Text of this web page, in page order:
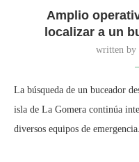
Amplio
localizar a un
written by
La búsqueda de un buceador
isla de La Gomera continúa
diversos equipos de